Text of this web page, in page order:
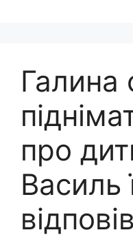
Галина
про
Василь